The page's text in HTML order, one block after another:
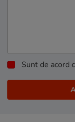
Sunt de acord